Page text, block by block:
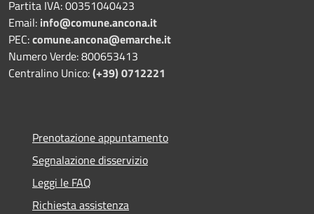
Partita IVA: 00351040423
Email: info@comune.ancona.it
PEC:comune.ancona@emarche.it
Numero Verde: 800653413
Centralino Unico:(+39) 0712221
Prenotazione appuntamento
Segnalazione disservizio
Leggi le FAQ
Richiesta assistenza